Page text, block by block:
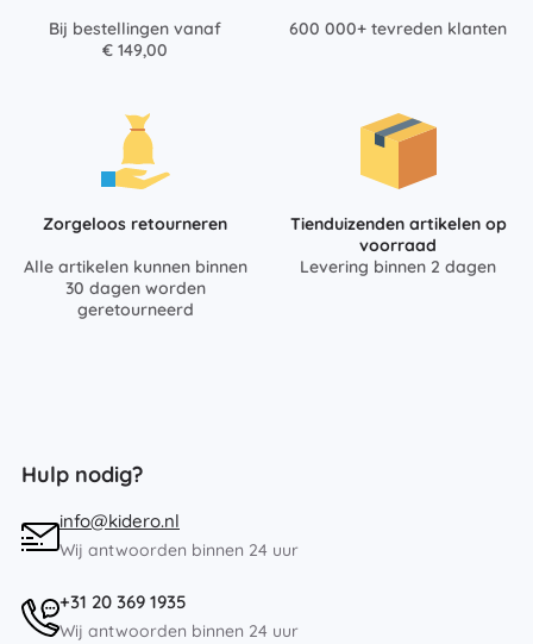
Bij bestellingen vanaf
€ 149,00
600 000+ tevreden klanten
Zorgeloos retourneren
Alle artikelen kunnen binnen
30 dagen worden
geretourneerd
Tienduizenden artikelen op
voorraad
Levering binnen 2 dagen
Hulp nodig?
info@kidero.nl
Wij antwoorden binnen 24 uur
+31 20 369 1935
Wij antwoorden binnen 24 uur